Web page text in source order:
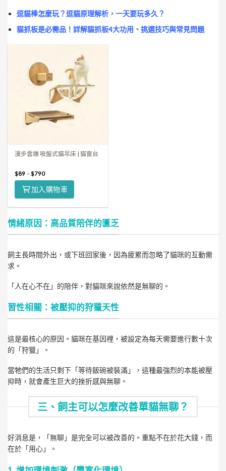
逗貓棒怎麼玩？逗貓原理解析，一天要玩多久？
貓抓板是必需品！詳解貓抓板4大功用、挑選技巧與常見問題
漫步雲端 吸盤式貓吊床 | 貓窗台
$89 –$790
加入購物車
情緒原因：高品質陪伴的匱乏
飼主長時間外出，或下班回家後，因為疲累而忽略了貓咪的互動需
求。
「人在心不在」的陪伴，對貓咪來說依然是無聊的。
習性相關：被壓抑的狩獵天性
這是最核心的原因。貓咪在基因裡，被設定為每天需要進行數十次
的「狩獵」。
當牠們的生活只剩下「等待飯碗被裝滿」，這種最強烈的本能被壓
抑時，就會產生巨大的挫折感與無聊。
三、飼主可以怎麼改善單貓無聊？
好消息是，「無聊」是完全可以被改善的。重點不在於花大錢，而
在於「用心」。